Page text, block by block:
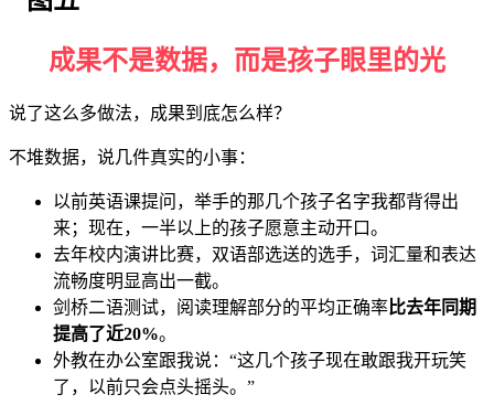
成果不是数据，而是孩子眼里的光
说了这么多做法，成果到底怎么样？
不堆数据，说几件真实的小事：
以前英语课提问，举手的那几个孩子名字我都背得出
来；现在，一半以上的孩子愿意主动开口。
去年校内演讲比赛，双语部选送的选手，词汇量和表达
流畅度明显高出一截。
剑桥二语测试，阅读理解部分的平均正确率比去年同期
提高了近20%。
外教在办公室跟我说：“这几个孩子现在敢跟我开玩笑
了，以前只会点头摇头。”